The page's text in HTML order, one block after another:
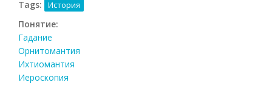
Tags: История
Понятие:
Гадание
Орнитомантия
Ихтиомантия
Иероскопия